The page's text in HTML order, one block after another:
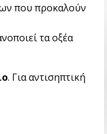
που προκαλούν
τα οξέα
. Για αντισηπτική